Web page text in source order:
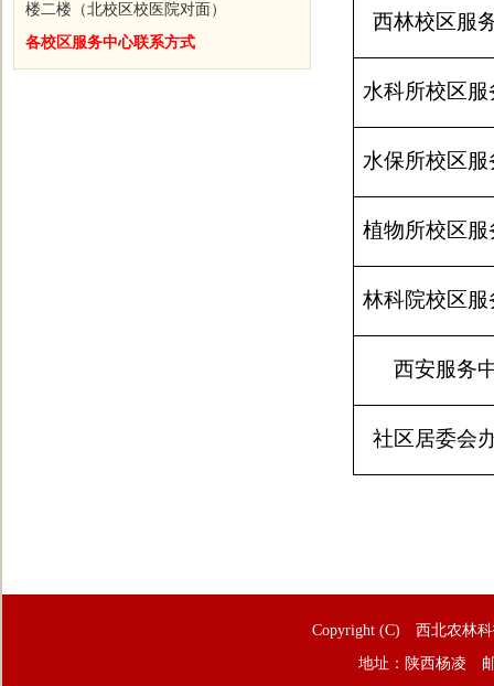
楼二楼（北校区校医院对面）
各校区服务中心联系方式
西林校区服
水科所校区服
水保所校区服
植物所校区服
林科院校区服
西安服务
社区居委会
Copyright (C) 西北农林
地址：陕西杨凌